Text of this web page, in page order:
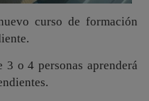
curso de formación
o 4 personas aprenderá